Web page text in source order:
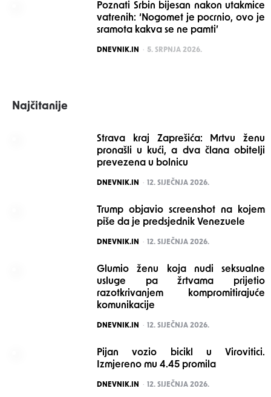
Poznati Srbin bijesan nakon utakmice
vatrenih: ‘Nogomet je pocrnio, ovo je
sramota kakva se ne pamti’
POSTED
DNEVNIK.IN 5. SRPNJA 2026.
Najčitanije
Strava kraj Zaprešića: Mrtvu ženu
pronašli u kući, a dva člana obitelji
prevezena u bolnicu
POSTED
DNEVNIK.IN 12. SIJEČNJA 2026.
Trump objavio screenshot na kojem
piše da je predsjednik Venezuele
POSTED
DNEVNIK.IN 12. SIJEČNJA 2026.
Glumio ženu koja nudi seksualne
usluge pa žrtvama prijetio
razotkrivanjem kompromitirajuće
komunikacije
POSTED
DNEVNIK.IN 12. SIJEČNJA 2026.
Pijan vozio bicikl u Virovitici.
Izmjereno mu 4.45 promila
POSTED
DNEVNIK.IN 12. SIJEČNJA 2026.